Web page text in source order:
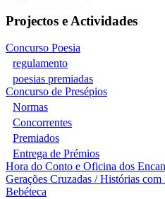
Projectos e Actividades
Concurso Poesia
regulamento
poesias premiadas
Concurso de Presépios
Normas
Concorrentes
Premiados
Entrega de Prémios
Hora do Conto e Oficina dos
Gerações Cruzadas / Histórias
Bebéteca